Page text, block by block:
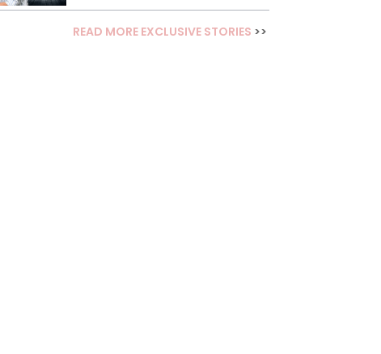
READ MORE EXCLUSIVE STORIES >>